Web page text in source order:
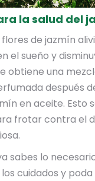
la salud del
de jazmín
el sueño y
obtiene una
después
en aceite. Esto
frotar contra el
sabes lo
cuidados y poda